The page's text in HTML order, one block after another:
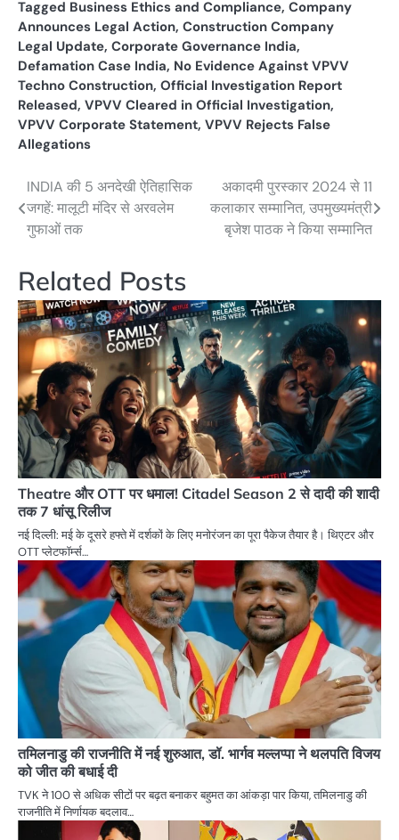
Tagged Business Ethics and Compliance, Company
Announces Legal Action, Construction Company
Legal Update, Corporate Governance India,
Defamation Case India, No Evidence Against VPVV
Techno Construction, Official Investigation Report
Released, VPVV Cleared in Official Investigation,
VPVV Corporate Statement, VPVV Rejects False
Allegations
Post
navigation
INDIA की 5 अनदेखी ऐतिहासिक
जगहें: मालूटी मंदिर से अरवलेम
गुफाओं तक
अकादमी पुरस्कार 2024 से 11
कलाकार सम्मानित, उपमुख्यमंत्री
बृजेश पाठक ने किया सम्मानित
Related Posts
Theatre और OTT पर धमाल! Citadel Season 2 से दादी की शादी
तक 7 धांसू रिलीज
नई दिल्ली: मई के दूसरे हफ्ते में दर्शकों के लिए मनोरंजन का पूरा पैकेज तैयार है। थिएटर और
OTT प्लेटफॉर्म्स…
तमिलनाडु की राजनीति में नई शुरुआत, डॉ. भार्गव मल्लप्पा ने थलपति विजय
को जीत की बधाई दी
TVK ने 100 से अधिक सीटों पर बढ़त बनाकर बहुमत का आंकड़ा पार किया, तमिलनाडु की
राजनीति में निर्णायक बदलाव…